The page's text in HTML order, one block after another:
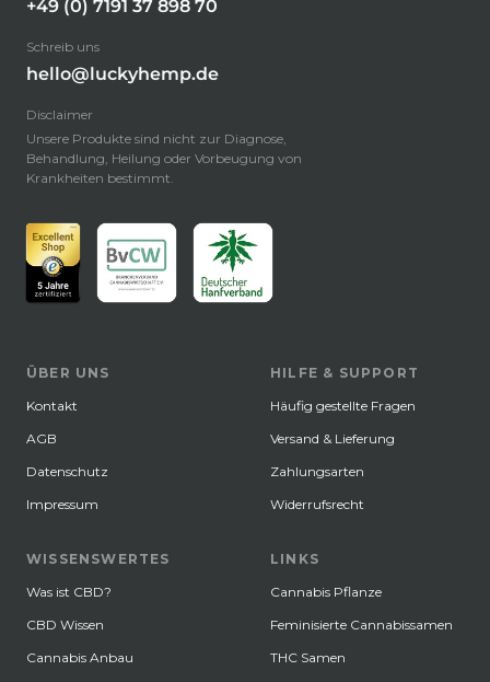
+49 (0) 7191 37 898 70
Schreib uns
hello@luckyhemp.de
Disclaimer
Unsere Produkte sind nicht zur Diagnose,
Behandlung, Heilung oder Vorbeugung von
Krankheiten bestimmt.
ÜBER UNS
Kontakt
AGB
Datenschutz
Impressum
WISSENSWERTES
Was ist CBD?
CBD Wissen
Cannabis Anbau
HILFE & SUPPORT
Häufig gestellte Fragen
Versand & Lieferung
Zahlungsarten
Widerrufsrecht
LINKS
Cannabis Pflanze
Feminisierte Cannabissamen
THC Samen